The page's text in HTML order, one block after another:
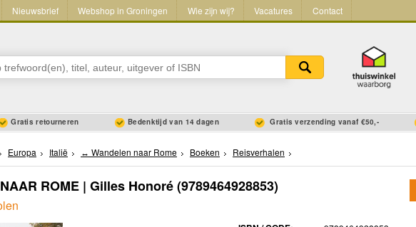
Nieuwsbrief Webshop in Groningen Wie zijn wij? Vacatures Contact
Gratis retourneren Bedenktijd van 14 dagen Gratis verzending vanaf €50,-
Europa Italië ↔ Wandelen naar Rome Boeken Reisverhalen
ROME | Gilles Honoré(9789464928853)